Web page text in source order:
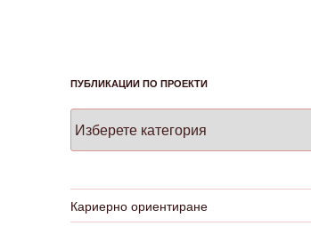
ПУБЛИКАЦИИ ПО ПРОЕКТИ
по
проекти
Кариерно ориентиране